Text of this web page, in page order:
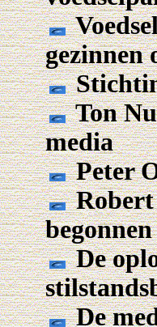
gezinnen
Ton
media
Peter
Robert
begonnen
De
De